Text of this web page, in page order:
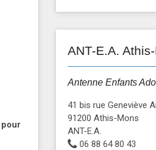
ANT-E.A.
Antenne Enfants
41 bis rue Geneviève
91200 Athis-Mons
ANT-E.A.
06 88 64 80 43